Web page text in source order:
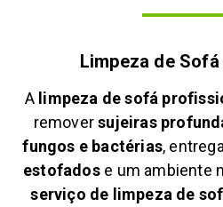
Limpeza de Sofá
A limpeza de sofá
removersujeiras
fungos e bactérias,
estofadose um ambiente
serviço de limpeza de